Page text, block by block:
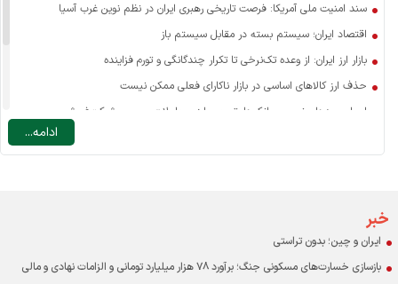
سند امنیت ملی آمریکا: فرصت تاریخی رهبری ایران در نظم نوین غرب آسیا
اقتصاد ایران؛ سیستم بسته در مقابل سیستم باز
بازار ارز ایران: از وعده تک‌نرخی تا تکرار چندگانگی و تورم فزاینده
حذف ارز کالاهای اساسی در بازار ناکارای فعلی ممکن نیست
اسرار سودهای نجومی بانک‌ها: تسعیر ارز، معاملات صوری و شرکت‌فروشی
ادامه...
خبر
ایران و چین؛ بدون تراستی
بازسازی خسارت‌های مسکونی جنگ؛ برآورد ۷۸ هزار میلیارد تومانی و الزامات نهادی و مالی